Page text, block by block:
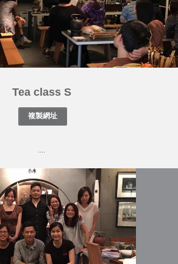
Tea class S